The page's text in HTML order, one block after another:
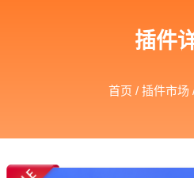
插件
首页 / 插件市场